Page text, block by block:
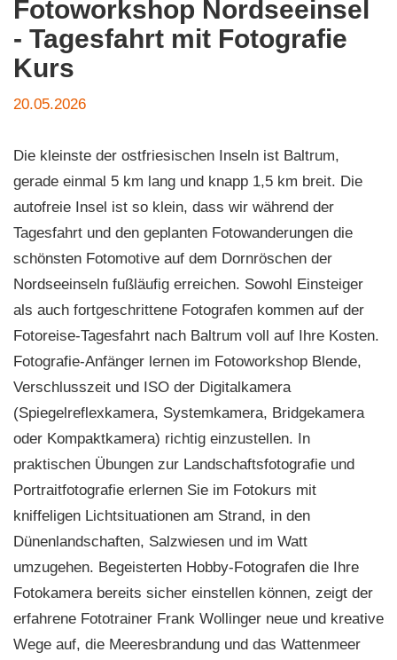
Fotoworkshop Nordseeinsel
- Tagesfahrt mit Fotografie
Kurs
20.05.2026
Die kleinste der ostfriesischen Inseln ist Baltrum,
gerade einmal 5 km lang und knapp 1,5 km breit. Die
autofreie Insel ist so klein, dass wir während der
Tagesfahrt und den geplanten Fotowanderungen die
schönsten Fotomotive auf dem Dornröschen der
Nordseeinseln fußläufig erreichen. Sowohl Einsteiger
als auch fortgeschrittene Fotografen kommen auf der
Fotoreise-Tagesfahrt nach Baltrum voll auf Ihre Kosten.
Fotografie-Anfänger lernen im Fotoworkshop Blende,
Verschlusszeit und ISO der Digitalkamera
(Spiegelreflexkamera, Systemkamera, Bridgekamera
oder Kompaktkamera) richtig einzustellen. In
praktischen Übungen zur Landschaftsfotografie und
Portraitfotografie erlernen Sie im Fotokurs mit
kniffeligen Lichtsituationen am Strand, in den
Dünenlandschaften, Salzwiesen und im Watt
umzugehen. Begeisterten Hobby-Fotografen die Ihre
Fotokamera bereits sicher einstellen können, zeigt der
erfahrene Fototrainer Frank Wollinger neue und kreative
Wege auf, die Meeresbrandung und das Wattenmeer